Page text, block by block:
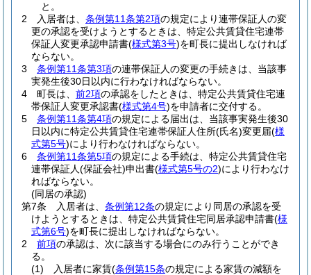
と。
2
入居者は、 条例第11条第2項の規定により連帯保証人の変
更の承認を受けようとするときは、特定公共賃貸住宅連帯
保証人変更承認申請書(様式第3号)を町長に提出しなければ
ならない。
3
条例第11条第3項の連帯保証人の変更の手続きは、当該事
実発生後30日以内に行わなければならない。
4
町長は、 前2項の承認をしたときは、特定公共賃貸住宅連
帯保証人変更承認書(様式第4号)を申請者に交付する。
5
条例第11条第4項の規定による届出は、当該事実発生後30
日以内に特定公共賃貸住宅連帯保証人住所(氏名)変更届(様
式第5号)により行わなければならない。
6
条例第11条第5項の規定による手続は、特定公共賃貸住宅
連帯保証人(保証会社)申出書(様式第5号の2)により行わなけ
ればならない。
(同居の承認)
第7条
入居者は、 条例第12条の規定により同居の承認を受
けようとするときは、特定公共賃貸住宅同居承認申請書(様
式第6号)を町長に提出しなければならない。
2
前項の承認は、次に該当する場合にのみ行うことができ
る。
(1)
入居者に家賃(条例第15条の規定による家賃の減額を